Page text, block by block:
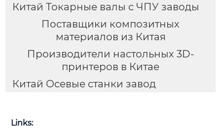
Китай Токарные валы с ЧПУ заводы
Поставщики композитных
материалов из Китая
Производители настольных 3D-
принтеров в Китае
Китай Осевые станки завод
Links: